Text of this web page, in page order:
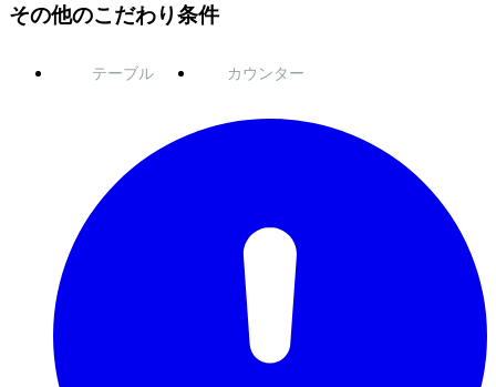
その他のこだわり条件
テーブル カウンター